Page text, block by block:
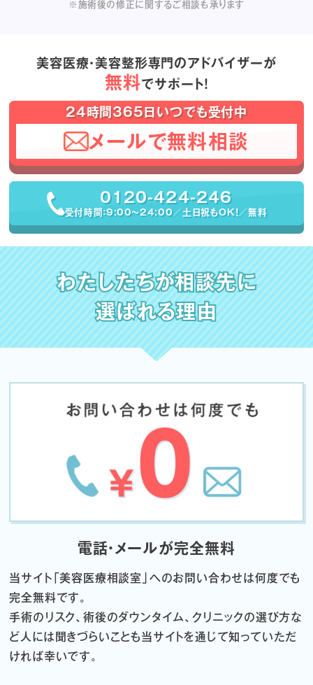
※施術後の修正に関するご相談も承ります
美容医療・美容整形専門のアドバイザーが
無料でサポート！
24時間365日いつでも受付中
メールで無料相談
0120-424-246
受付時間：9:00〜24:00／土日祝もOK！／無料
わたしたちが相談先に
選ばれる理由
電話・メールが完全無料
当サイト「美容医療相談室」へのお問い合わせは何度でも
完全無料です。
手術のリスク、術後のダウンタイム、クリニックの選び方な
ど 人には聞きづらいことも当サイトを通じて知っていただ
ければ幸いです。